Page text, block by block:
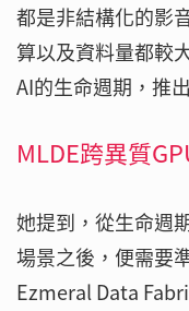
都是非結構化的影
算以及資料量都較
AI的生命週期，推
MLDE跨異質
她提到，從生命週
場景之後，便需要
Ezmeral Data